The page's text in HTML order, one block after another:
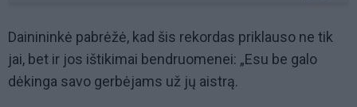
Dainininkė pabrėžė, kad šis rekordas priklauso ne tik
jai, bet ir jos ištikimai bendruomenei: „Esu be galo
dėkinga savo gerbėjams už jų aistrą.